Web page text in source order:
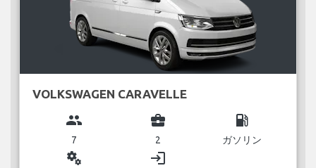
VOLKSWAGEN CARAVELLE
group
7
business_center
2
local_gas_station
ガソリン
miscellaneous_services login